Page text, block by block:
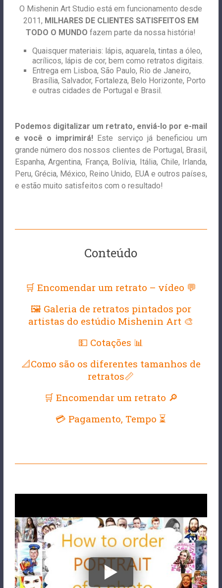
O Mishenin Art Studio está em funcionamento desde
2011, MILHARES DE CLIENTES SATISFEITOS EM
TODO O MUNDO fazem parte da nossa história!
Quaisquer materiais: lápis, aquarela, tintas a óleo,
acrílicos, lápis de cor, bem como retratos digitais.
Entrega em Lisboa, São Paulo, Rio de Janeiro,
Brasília, Salvador, Fortaleza, Belo Horizonte, Porto
e outras cidades de Portugal e Brasil.
Podemos digitalizar um retrato, enviá-lo por e-mail
e você o imprimirá! Este serviço já beneficiou um
grande número dos nossos clientes de Portugal, Brasil,
Espanha, Argentina, França, Bolívia, Itália, Chile, Irlanda,
Peru, Grécia, México, Reino Unido, EUA e outros países,
e estão muito satisfeitos com o resultado!
Conteúdo
🛒 Encomendar um retrato – vídeo 💬
🖼 Galeria de retratos pintados por
artistas do estúdio Mishenin Art 🎨
💵 Cotações 📊
📐Como são os diferentes tamanhos de
retratos📏
🛒 Encomendar um retrato 🔎
💳 Pagamento, Tempo ⏳